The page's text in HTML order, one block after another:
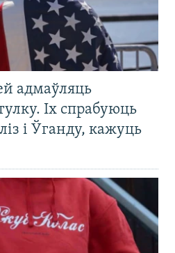
адмаўляць
Іх спрабуюць
і Ўганду, кажуць